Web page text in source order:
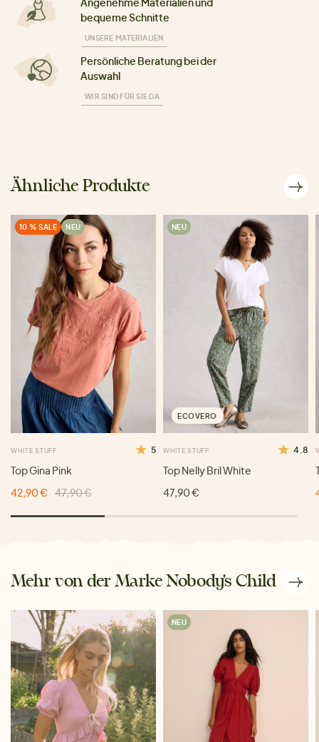
bequeme Schnitte
UNSERE MATERIALIEN
Persönliche Beratung bei der
Auswahl
WIR SIND FÜR SIE DA
Ähnliche Produkte
10 % SALE NEU
WHITE STUFF 5
Top Gina Pink
42,90 €
47,90 €
NEU
ECOVERO
WHITE STUFF 4.8
Top Nelly Bril White
47,90 €
Mehr von der Marke Nobody's Child
NEU